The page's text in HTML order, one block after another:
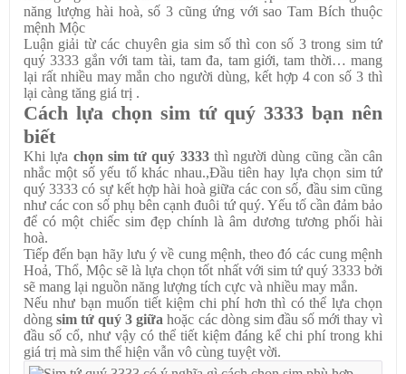
năng lượng hài hoà, số 3 cũng ứng với sao Tam Bích thuộc
mệnh Mộc
Luận giải từ các chuyên gia sim số thì con số 3 trong sim tứ
quý 3333 gắn với tam tài, tam đa, tam giới, tam thời… mang
lại rất nhiều may mắn cho người dùng, kết hợp 4 con số 3 thì
lại càng tăng giá trị .
Cách lựa chọn sim tứ quý 3333 bạn nên
biết
Khi lựa chọn sim tứ quý 3333thì người dùng cũng cần cân
nhắc một số yếu tố khác nhau.,Đầu tiên hay lựa chọn sim tứ
quý 3333 có sự kết hợp hài hoà giữa các con số, đầu sim cũng
như các con số phụ bên cạnh đuôi tứ quý. Yếu tố cần đảm bảo
để có một chiếc sim đẹp chính là âm dương tương phối hài
hoà.
Tiếp đến bạn hãy lưu ý về cung mệnh, theo đó các cung mệnh
Hoả, Thổ, Mộc sẽ là lựa chọn tốt nhất với sim tứ quý 3333 bởi
sẽ mang lại nguồn năng lượng tích cực và nhiều may mắn.
Nếu như bạn muốn tiết kiệm chi phí hơn thì có thể lựa chọn
dòngsim tứ quý 3 giữa hoặc các dòng sim đầu số mới thay vì
đầu số cổ, như vậy có thể tiết kiệm đáng kể chi phí trong khi
giá trị mà sim thể hiện vẫn vô cùng tuyệt vời.